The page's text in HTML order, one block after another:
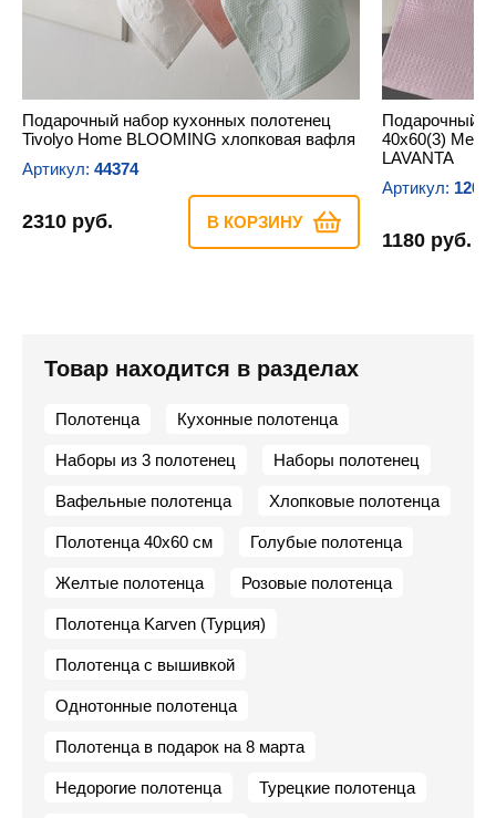
Подарочный набор кухонных полотенец
Tivolyo Home BLOOMING хлопковая вафля
Артикул: 44374
2310 руб. В КОРЗИНУ
Подарочный
40х60(3)
LAVANTA
Артикул:
1180 руб.
Товар находится в разделах
Полотенца Кухонные полотенца
Наборы из 3 полотенец Наборы полотенец
Вафельные полотенца Хлопковые полотенца
Полотенца 40х60 см Голубые полотенца
Желтые полотенца Розовые полотенца
Полотенца Karven (Турция)
Полотенца с вышивкой
Однотонные полотенца
Полотенца в подарок на 8 марта
Недорогие полотенца Турецкие полотенца